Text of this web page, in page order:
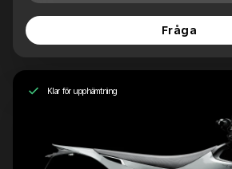
Fråga
Klar för upphämtning